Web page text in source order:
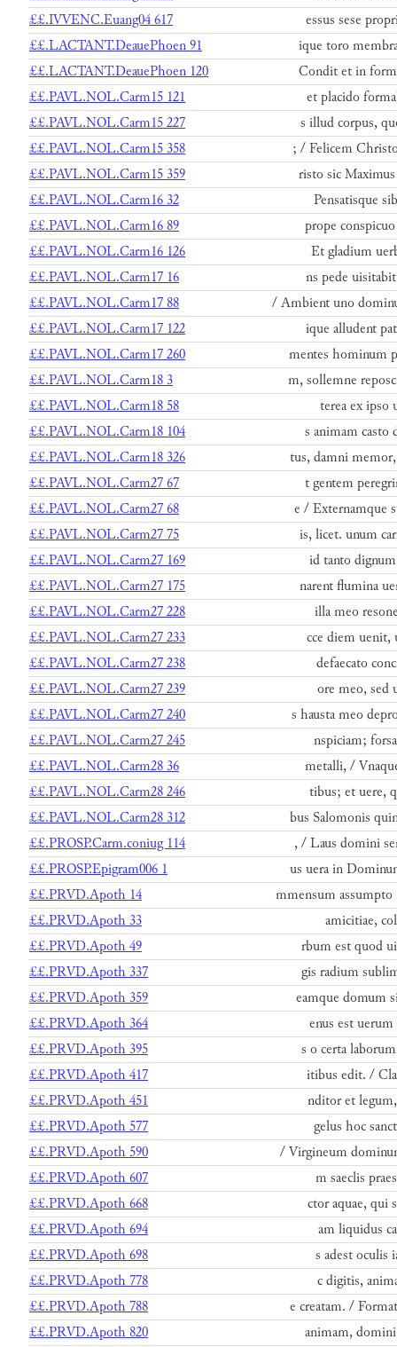
££.IVVENC.Euang04 617
essus sese
££.LACTANT.DeauePhoen 91
ique toro
££.LACTANT.DeauePhoen 120
Condit et in
££.PAVL.NOL.Carm15 121
et placido
££.PAVL.NOL.Carm15 227
s illud corpus,
££.PAVL.NOL.Carm15 358
; / Felicem
££.PAVL.NOL.Carm15 359
risto sic
££.PAVL.NOL.Carm16 32
Pensatisque
££.PAVL.NOL.Carm16 89
prope
££.PAVL.NOL.Carm16 126
Et gladium
££.PAVL.NOL.Carm17 16
ns pede
££.PAVL.NOL.Carm17 88
/ Ambient uno
££.PAVL.NOL.Carm17 122
ique alludent
££.PAVL.NOL.Carm17 260
mentes hominum
££.PAVL.NOL.Carm18 3
m, sollemne
££.PAVL.NOL.Carm18 58
terea ex ipso
££.PAVL.NOL.Carm18 104
s animam casto
££.PAVL.NOL.Carm18 326
tus, damni
££.PAVL.NOL.Carm27 67
t gentem
££.PAVL.NOL.Carm27 68
e / Externamque
££.PAVL.NOL.Carm27 75
is, licet. unum
££.PAVL.NOL.Carm27 169
id tanto
££.PAVL.NOL.Carm27 175
narent flumina
££.PAVL.NOL.Carm27 228
illa meo
££.PAVL.NOL.Carm27 233
cce diem uenit,
££.PAVL.NOL.Carm27 238
defaecato
££.PAVL.NOL.Carm27 239
ore meo, sed
££.PAVL.NOL.Carm27 240
s hausta meo
££.PAVL.NOL.Carm27 245
nspiciam;
££.PAVL.NOL.Carm28 36
metalli, /
££.PAVL.NOL.Carm28 246
tibus; et uere,
££.PAVL.NOL.Carm28 312
bus Salomonis
££.PROSP.Carm.coniug 114
, / Laus domini
££.PROSP.Epigram006 1
us uera in
££.PRVD.Apoth 14
mmensum
££.PRVD.Apoth 33
amicitiae,
££.PRVD.Apoth 49
rbum est quod
££.PRVD.Apoth 337
gis radium
££.PRVD.Apoth 359
eamque domum
££.PRVD.Apoth 364
enus est
££.PRVD.Apoth 395
s o certa
££.PRVD.Apoth 417
itibus edit. /
££.PRVD.Apoth 451
nditor et
££.PRVD.Apoth 577
gelus hoc
££.PRVD.Apoth 590
/ Virgineum
££.PRVD.Apoth 607
m saeclis
££.PRVD.Apoth 668
ctor aquae,
££.PRVD.Apoth 694
am liquidus
££.PRVD.Apoth 698
s adest oculis
££.PRVD.Apoth 778
c digitis,
££.PRVD.Apoth 788
e creatam. /
££.PRVD.Apoth 820
animam,